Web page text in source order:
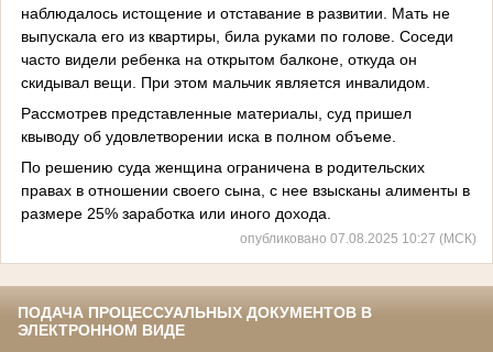
наблюдалось истощение и отставание в развитии. Мать не
выпускала его из квартиры, била руками по голове. Соседи
часто видели ребенка на открытом балконе, откуда он
скидывал вещи. При этом мальчик является инвалидом.
Рассмотрев представленные материалы, суд пришел
квыводу об удовлетворении иска в полном объеме.
По решению суда женщина ограничена в родительских
правах в отношении своего сына, с нее взысканы алименты в
размере 25% заработка или иного дохода.
опубликовано 07.08.2025 10:27 (МСК)
ПОДАЧА ПРОЦЕССУАЛЬНЫХ ДОКУМЕНТОВ В
ЭЛЕКТРОННОМ ВИДЕ